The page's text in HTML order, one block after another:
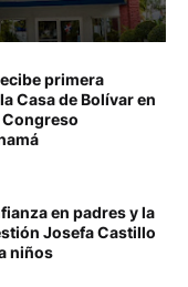
primera
Casa de Bolívar en
en padres y la
Josefa Castillo
niños